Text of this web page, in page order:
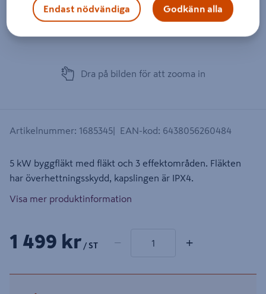
Dra på bilden för att zooma in
Artikelnummer: 1685345 EAN-kod: 6438056260484
5 kW byggfläkt med fläkt och 3 effektområden. Fläkten
har överhettningsskydd, kapslingen är IPX4.
Visa mer produktinformation
1 499 kr / ST − +
Endast nödvändiga Godkänn alla